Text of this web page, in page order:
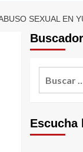
SEXUAL EN
Buscador
Escucha